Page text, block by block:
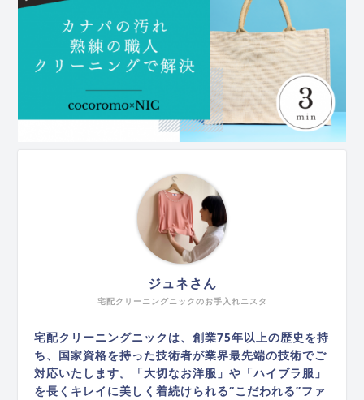
ジュネさん
宅配クリーニングニックのお手入れニスタ
宅配クリーニングニックは、創業75年以上の歴史を持
ち、国家資格を持った技術者が業界最先端の技術でご
対応いたします。「大切なお洋服」や「ハイブラ服」
を長くキレイに美しく着続けられる“こだわれる”ファ